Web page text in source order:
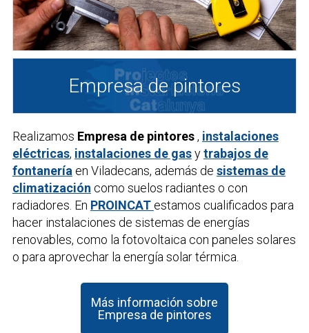
Empresa de pintores
Realizamos Empresa de pintores, instalaciones
eléctricas, instalaciones de gasytrabajos de
fontanería en Viladecans, además de sistemas de
climatización como suelos radiantes o con
radiadores. En PROINCAT estamos cualificados para
hacer instalaciones de sistemas de energías
renovables, como la fotovoltaica con paneles solares
o para aprovechar la energía solar térmica.
Más información sobre
Empresa de pintores